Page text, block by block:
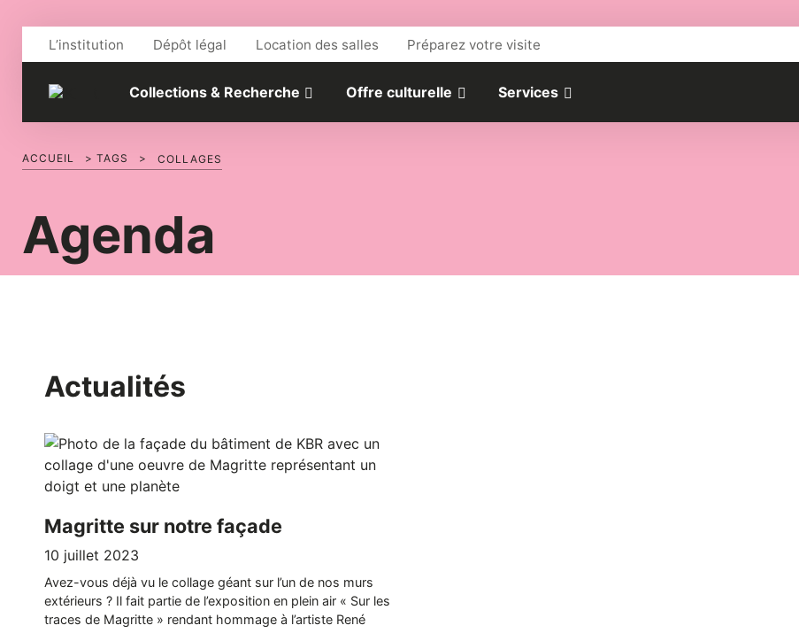
L’institution Dépôt légal Location des salles Préparez votre visite
Collections & Recherche Offre culturelle Services
Agenda
ACCUEIL > TAGS > COLLAGES
Actualités
Magritte sur notre façade
10 juillet 2023
Avez-vous déjà vu le collage géant sur l’un de nos murs
extérieurs ? Il fait partie de l’exposition en plein air « Sur les
traces de Magritte » rendant hommage à l’artiste René